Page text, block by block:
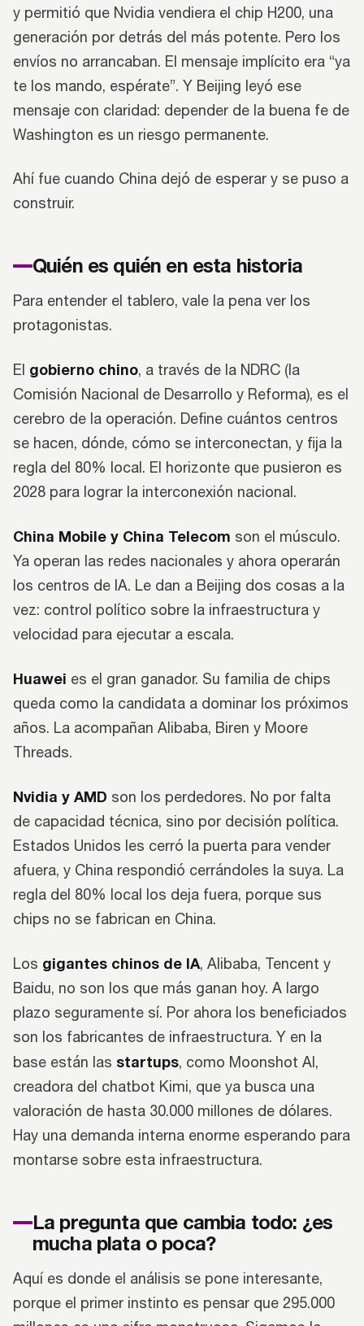
y permitió que Nvidia vendiera el chip H200, una
generación por detrás del más potente. Pero los
envíos no arrancaban. El mensaje implícito era “ya
te los mando, espérate”. Y Beijing leyó ese
mensaje con claridad: depender de la buena fe de
Washington es un riesgo permanente.
Ahí fue cuando China dejó de esperar y se puso a
construir.
Quién es quién en esta historia
Para entender el tablero, vale la pena ver los
protagonistas.
El gobierno chino, a través de la NDRC (la
Comisión Nacional de Desarrollo y Reforma), es el
cerebro de la operación. Define cuántos centros
se hacen, dónde, cómo se interconectan, y fija la
regla del 80% local. El horizonte que pusieron es
2028 para lograr la interconexión nacional.
China Mobile y China Telecom son el músculo.
Ya operan las redes nacionales y ahora operarán
los centros de IA. Le dan a Beijing dos cosas a la
vez: control político sobre la infraestructura y
velocidad para ejecutar a escala.
Huawei es el gran ganador. Su familia de chips
queda como la candidata a dominar los próximos
años. La acompañan Alibaba, Biren y Moore
Threads.
Nvidia y AMD son los perdedores. No por falta
de capacidad técnica, sino por decisión política.
Estados Unidos les cerró la puerta para vender
afuera, y China respondió cerrándoles la suya. La
regla del 80% local los deja fuera, porque sus
chips no se fabrican en China.
Los gigantes chinos de IA, Alibaba, Tencent y
Baidu, no son los que más ganan hoy. A largo
plazo seguramente sí. Por ahora los beneficiados
son los fabricantes de infraestructura. Y en la
base están las startups, como Moonshot AI,
creadora del chatbot Kimi, que ya busca una
valoración de hasta 30.000 millones de dólares.
Hay una demanda interna enorme esperando para
montarse sobre esta infraestructura.
La pregunta que cambia todo: ¿es
mucha plata o poca?
Aquí es donde el análisis se pone interesante,
porque el primer instinto es pensar que 295.000